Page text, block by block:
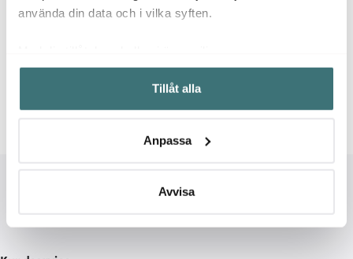
använda din data och i vilka syften.
Samla in information om din geografiska plats som
kan ha en noggrannhet på upp till flera meter
Identifiera din enhet genom att aktivt skanna den för
Ta reda på mer om hur dina personliga uppgifter
Du kan ändra eller dra tillbaka ditt samtycke när som
Tillåt alla
Anpassa
Avvisa
Dekorationsfat